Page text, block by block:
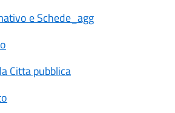
e Schede_agg
Citta pubblica